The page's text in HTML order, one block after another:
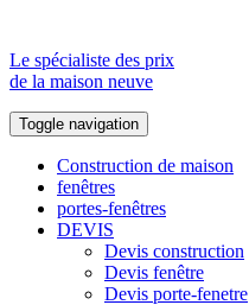
Le spécialiste des prix
de la maison neuve
Toggle navigation
Construction de maison
fenêtres
portes-fenêtres
DEVIS
Devis construction
Devis fenêtre
Devis porte-fenetre